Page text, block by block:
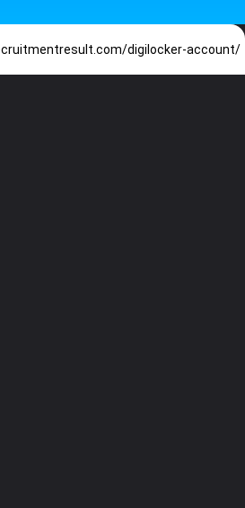
digilocker-account/